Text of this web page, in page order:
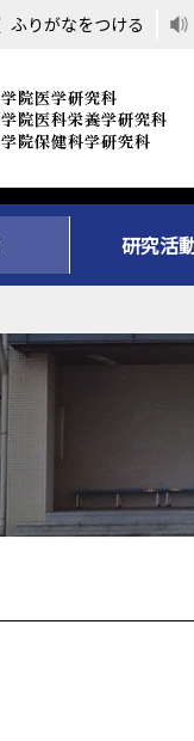
ふりがなをつける
研究活